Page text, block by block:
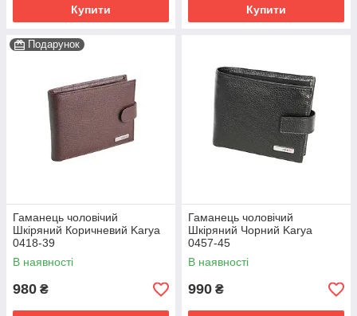
Купити Купити
Подарунок
Гаманець чоловічий
Шкіряний Коричневий Karya
0418-39
В наявності
980 ₴
Гаманець чоловічий
Шкіряний Чорний Karya
0457-45
В наявності
990 ₴